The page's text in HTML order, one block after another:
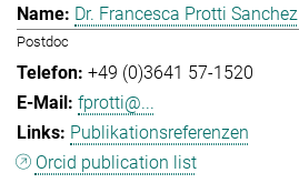
Dr. Francesca Protti Sanchez
Postdoc
+49 (0)3641 57-1520
fprotti@...
Publikationsreferenzen
Orcid publication list